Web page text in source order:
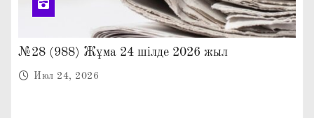
№28 (988) Жұма 24 шілде 2026 жыл
Июл 24, 2026